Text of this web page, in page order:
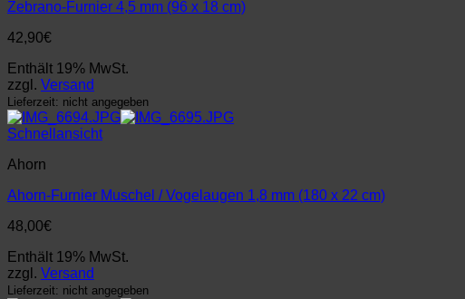
Zebrano-Furnier 4,5 mm (96 x 18 cm)
42,90€
Enthält 19% MwSt.
zzgl. Versand
Lieferzeit: nicht angegeben
Schnellansicht
Ahorn
Ahorn-Furnier Muschel / Vogelaugen 1,8 mm (180 x 22 cm)
48,00€
Enthält 19% MwSt.
zzgl. Versand
Lieferzeit: nicht angegeben